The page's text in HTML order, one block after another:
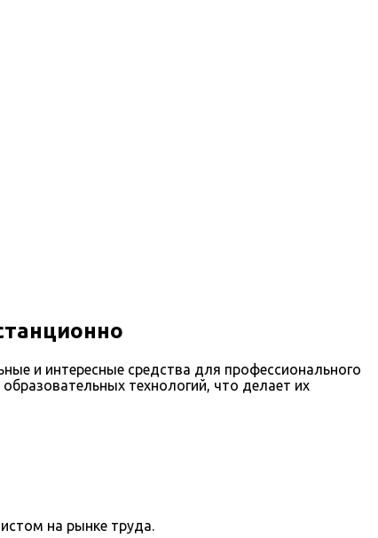
и интересные средства для профессионального
технологий, что делает их
на рынке труда.